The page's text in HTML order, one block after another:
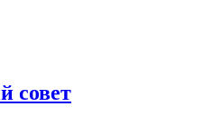
совет